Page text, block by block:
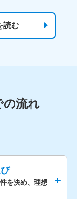
読む
の流れ
を決め、理想